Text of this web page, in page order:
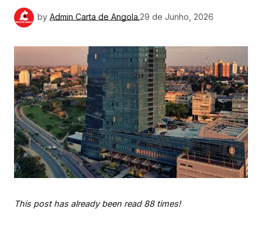
by Admin Carta de Angola.29 de Junho, 2026
This post has already been read 88 times!